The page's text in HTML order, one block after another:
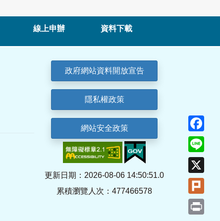
線上申辦 資料下載
政府網站資料開放宣告
隱私權政策
網站安全政策
更新日期：2026-08-06 14:50:51.0
累積瀏覽人次：477466578